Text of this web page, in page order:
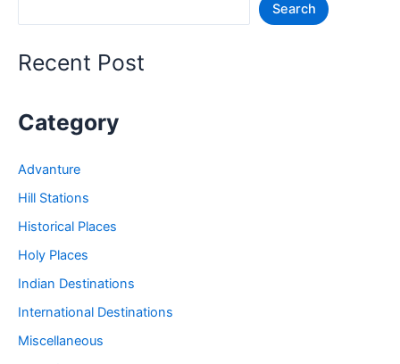
Search
Recent Post
Category
Advanture
Hill Stations
Historical Places
Holy Places
Indian Destinations
International Destinations
Miscellaneous